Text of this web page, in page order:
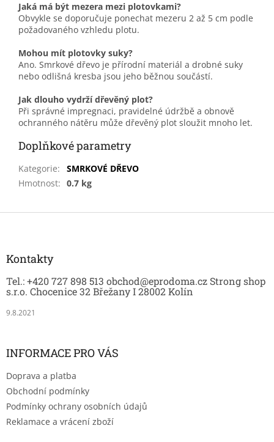
Jaká má být mezera mezi plotovkami?
Obvykle se doporučuje ponechat mezeru 2 až 5 cm podle
požadovaného vzhledu plotu.
Mohou mít plotovky suky?
Ano. Smrkové dřevo je přírodní materiál a drobné suky
nebo odlišná kresba jsou jeho běžnou součástí.
Jak dlouho vydrží dřevěný plot?
Při správné impregnaci, pravidelné údržbě a obnově
ochranného nátěru může dřevěný plot sloužit mnoho let.
Doplňkové parametry
Kategorie:
SMRKOVÉ DŘEVO
Hmotnost: 0.7 kg
Kontakty
Tel.: +420 727 898 513 obchod@eprodoma.cz Strong shop
s.r.o. Chocenice 32 Břežany I 28002 Kolín
9.8.2021
INFORMACE PRO VÁS
Doprava a platba
Obchodní podmínky
Podmínky ochrany osobních údajů
Reklamace a vrácení zboží